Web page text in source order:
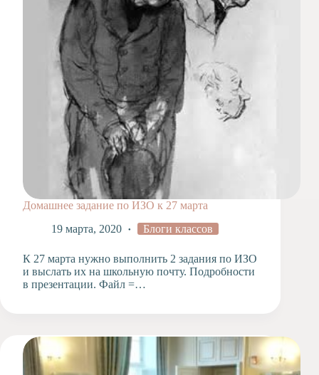
Домашнее задание по ИЗО к 27 марта
19 марта, 2020
Блоги классов
К 27 марта нужно выполнить 2 задания по ИЗО
и выслать их на школьную почту. Подробности
в презентации. Файл =…